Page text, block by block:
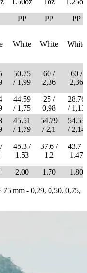
PP PP PP
White White White
50.75
/ 1,99
60 /
2,36
60 /
2,36
44.59
/ 1,75
25 /
0,98
28.76
/ 1,13
45.51
/ 1,79
54.79
/ 2,1
54.53
/ 2,14
45.3 /
1.53
37.6 /
1.2
43.7 /
1.47
2.00 1.70 1.80
mm - 0,29, 0,50, 0,75,